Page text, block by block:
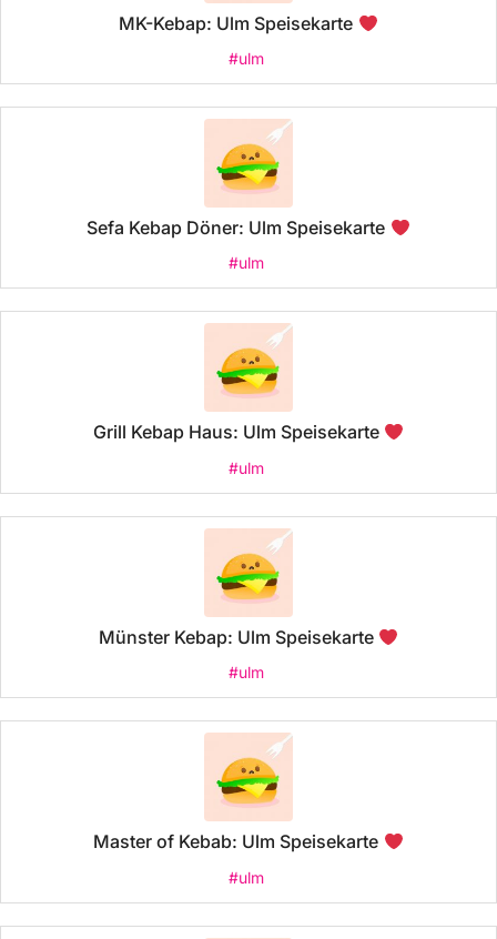
MK-Kebap: Ulm Speisekarte
#ulm
Sefa Kebap Döner: Ulm Speisekarte
#ulm
Grill Kebap Haus: Ulm Speisekarte
#ulm
Münster Kebap: Ulm Speisekarte
#ulm
Master of Kebab: Ulm Speisekarte
#ulm